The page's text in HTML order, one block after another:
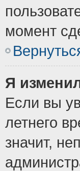
момент
Я
Если вы
летнего
значит,